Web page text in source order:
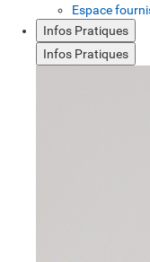
Espace
Infos Pratiques
Infos Pratiques